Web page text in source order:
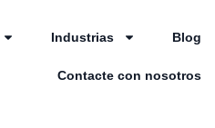
Industrias Blog
Contacte con nosotros